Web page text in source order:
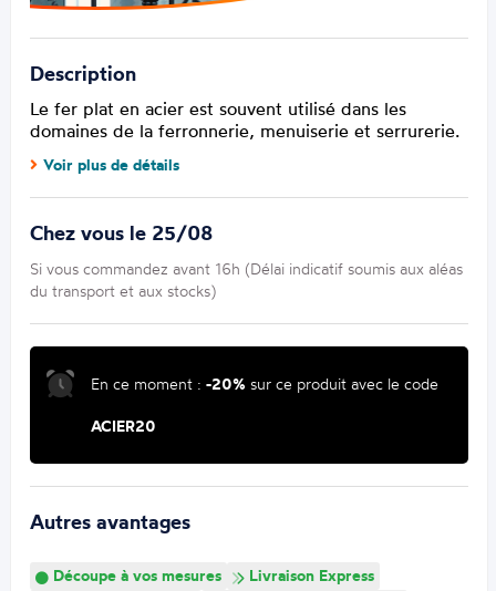
Description
Le fer plat en acier est souvent utilisé dans les
domaines de la ferronnerie, menuiserie et serrurerie.
Voir plus de détails
Chez vous le 25/08
Si vous commandez avant 16h (Délai indicatif soumis aux aléas
du transport et aux stocks)
En ce moment :-20% sur ce produit avec le code
ACIER20
Autres avantages
Découpe à vos mesures
Livraison Express